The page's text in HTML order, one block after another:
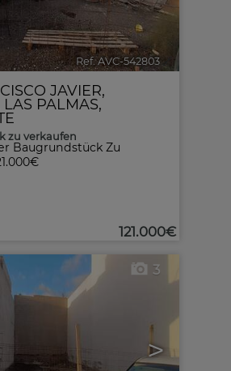
Ref. AVC-542803
Baugrundstück Zu
JAVIER,
LAS PALMAS,
zu verkaufen
121.000€
>
3